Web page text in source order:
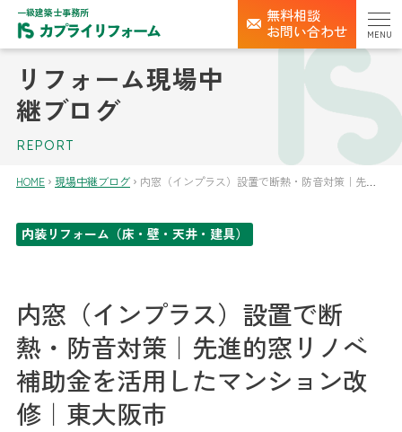
一級建築士事務所
無料相談
お問い合わせ
MENU
リフォーム現場中
継ブログ
REPORT
HOME 現場中継ブログ 内窓（インプラス）設置で断熱・防音対策｜先進的窓リノベ補助金を活用したマンション改修｜東大阪市
内装リフォーム（床・壁・天井・建具）
内窓（インプラス）設置で断
熱・防音対策｜先進的窓リノベ
補助金を活用したマンション改
修｜東大阪市